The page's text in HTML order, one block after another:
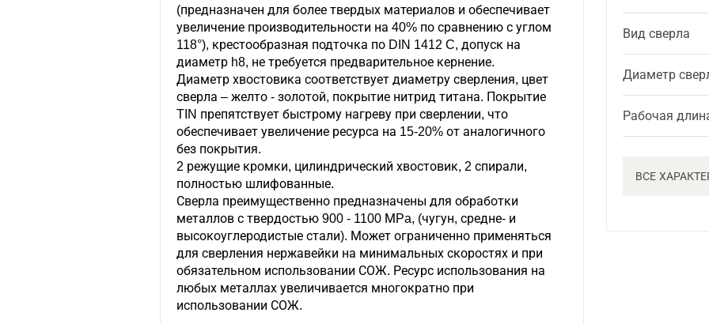
Вид сверла
Диаметр
Рабочая
ВСЕ
(предназначен для более твердых материалов и обеспечивает
увеличение производительности на 40% по сравнению с углом
118°), крестообразная подточка по DIN 1412 C, допуск на
диаметр h8, не требуется предварительное кернение.
Диаметр хвостовика соответствует диаметру сверления, цвет
сверла – желто - золотой, покрытие нитрид титана. Покрытие
TIN препятствует быстрому нагреву при сверлении, что
обеспечивает увеличение ресурса на 15-20% от аналогичного
без покрытия.
2 режущие кромки, цилиндрический хвостовик, 2 спирали,
полностью шлифованные.
Сверла преимущественно предназначены для обработки
металлов с твердостью 900 - 1100 МPa, (чугун, средне- и
высокоуглеродистые стали). Может ограниченно применяться
для сверления нержавейки на минимальных скоростях и при
обязательном использовании СОЖ. Ресурс использования на
любых металлах увеличивается многократно при
использовании СОЖ.